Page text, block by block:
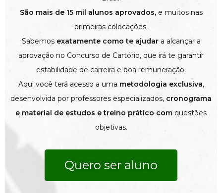
São mais de 15 mil alunos aprovados,e muitos nas
primeiras colocações.
Sabemos exatamente como te ajudara alcançar a
aprovação no Concurso de Cartório, que irá te garantir
estabilidade de carreira e boa remuneração.
Aqui você terá acesso a uma metodologia exclusiva,
desenvolvida por professores especializados, cronograma
e material de estudos e treino prático com questões
objetivas.
Quero ser aluno